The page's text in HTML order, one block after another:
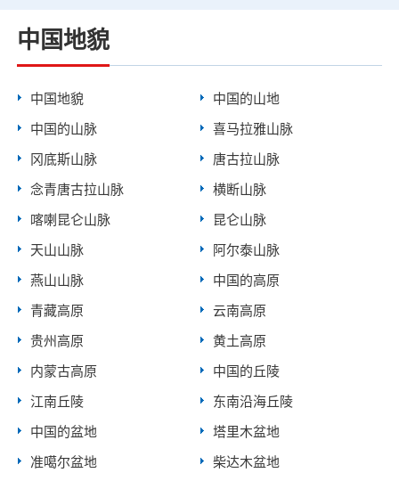
中国地貌
中国地貌
中国的山地
中国的山脉
喜马拉雅山脉
冈底斯山脉
唐古拉山脉
念青唐古拉山脉
横断山脉
喀喇昆仑山脉
昆仑山脉
天山山脉
阿尔泰山脉
燕山山脉
中国的高原
青藏高原
云南高原
贵州高原
黄土高原
内蒙古高原
中国的丘陵
江南丘陵
东南沿海丘陵
中国的盆地
塔里木盆地
准噶尔盆地
柴达木盆地